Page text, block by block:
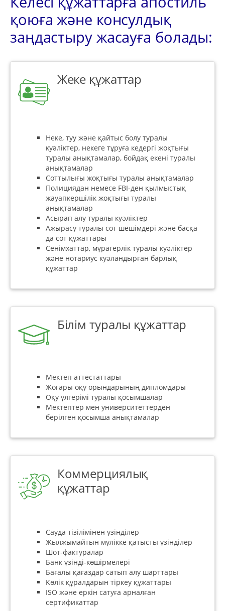
қоюға және консулдық
заңдастыру жасауға болады:
Жеке құжаттар
Неке, туу және қайтыс болу туралы
куәліктер, некеге тұруға кедергі жоқтығы
туралы анықтамалар, бойдақ екені туралы
анықтамалар
Соттылығы жоқтығы туралы анықтамалар
Полициядан немесе FBI-ден қылмыстық
жауапкершілік жоқтығы туралы
анықтамалар
Асырап алу туралы куәліктер
Ажырасу туралы сот шешімдері және басқа
да сот құжаттары
Сенімхаттар, мұрагерлік туралы куәліктер
және нотариус куәландырған барлық
құжаттар
Білім туралы құжаттар
Мектеп аттестаттары
Жоғары оқу орындарының дипломдары
Оқу үлгерімі туралы қосымшалар
Мектептер мен университеттерден
берілген қосымша анықтамалар
Коммерциялық
құжаттар
Сауда тізілімінен үзінділер
Жылжымайтын мүлікке қатысты үзінділер
Шот-фактуралар
Банк үзінді-көшірмелері
Бағалы қағаздар сатып алу шарттары
Көлік құралдарын тіркеу құжаттары
ISO және еркін сатуға арналған
сертификаттар